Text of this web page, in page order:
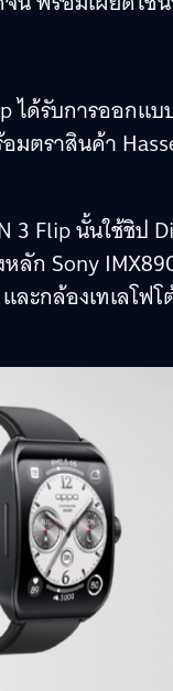
ได้รับการออก
ตราสินค้า
3 Flip นั้นใช้ชิป
ก Sony
ละกล้องเทเลโ